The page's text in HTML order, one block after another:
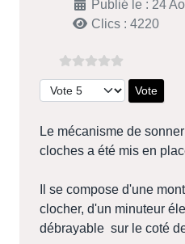
Publié le : 24
Clics : 4220
Veuillez voter
Le mécanisme de
cloches a été mis en
Il se compose d'une
clocher, d'un minuteur
débrayable sur le coté